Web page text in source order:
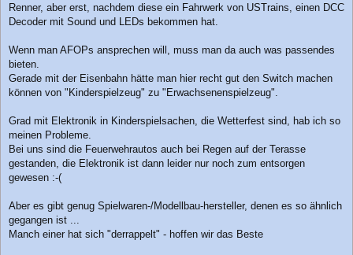
Renner, aber erst, nachdem diese ein Fahrwerk von USTrains, einen DCC
Decoder mit Sound und LEDs bekommen hat.
Wenn man AFOPs ansprechen will, muss man da auch was passendes
bieten.
Gerade mit der Eisenbahn hätte man hier recht gut den Switch machen
können von "Kinderspielzeug" zu "Erwachsenenspielzeug".
Grad mit Elektronik in Kinderspielsachen, die Wetterfest sind, hab ich so
meinen Probleme.
Bei uns sind die Feuerwehrautos auch bei Regen auf der Terasse
gestanden, die Elektronik ist dann leider nur noch zum entsorgen
gewesen :-(
Aber es gibt genug Spielwaren-/Modellbau-hersteller, denen es so ähnlich
gegangen ist ...
Manch einer hat sich "derrappelt" - hoffen wir das Beste